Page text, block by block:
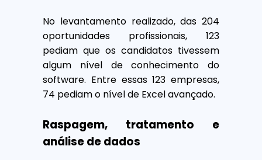
No levantamento realizado, das 204
oportunidades profissionais, 123
pediam que os candidatos tivessem
algum nível de conhecimento do
software. Entre essas 123 empresas,
74 pediam o nível de Excel avançado.
Raspagem, tratamento e
análise de dados